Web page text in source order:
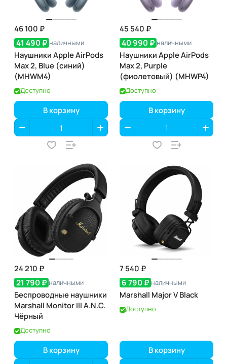
46 100 ₽
41 490 ₽ наличными
Наушники Apple AirPods
Max 2, Blue (синий)
(MHWM4)
Доступно
В корзину
45 540 ₽
40 990 ₽ наличными
Наушники Apple AirPods
Max 2, Purple
(фиолетовый) (MHWP4)
Доступно
В корзину
24 210 ₽
21 790 ₽ наличными
Беспроводные наушники
Marshall Monitor III A.N.C.
Чёрный
Доступно
В корзину
7 540 ₽
6 790 ₽ наличными
Marshall Major V Black
Доступно
В корзину